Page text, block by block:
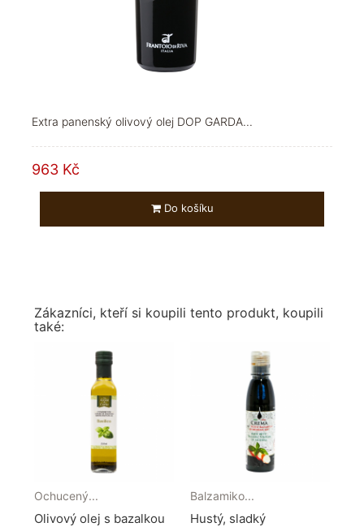
Extra panenský olivový olej DOP GARDA...
963 Kč
Do košíku
Zákazníci, kteří si koupili tento produkt, koupili
také:
Ochucený...
Olivový olej s bazalkou
Balzamiko...
Hustý, sladký